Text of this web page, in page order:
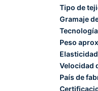
Tipo de
Gramaje
Tecnología
Peso
Elasticidad
Velocidad
País de